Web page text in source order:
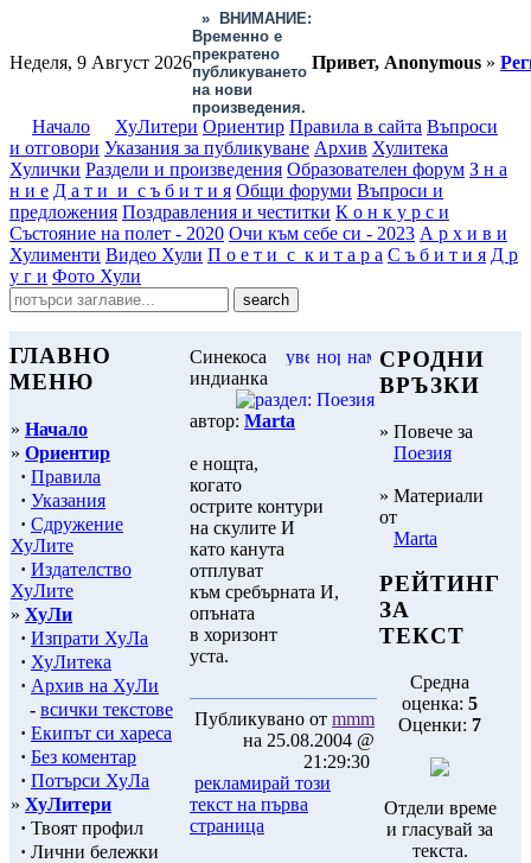
Неделя, 9 Август 2026
»
ВНИМАНИЕ:
Временно е
прекратено
публикуването
на нови
произведения.
Привет, Anonymous »
Начало ХуЛитери Ориентир Правила в сайта Въпроси
и отговори Указания за публикуване Архив Хулитека
Хулички Раздели и произведения Образователен форум З н а
н и е Д а т и и с ъ б и т и я Общи форуми Въпроси и
предложения Поздравления и честитки К о н к у р с и
Състояние на полет - 2020 Очи към себе си - 2023 А р х и в и
Хулименти Видео Хули П о е т и с к и т а р а С ъ б и т и я Д р
у г и Фото Хули
ГЛАВНО
МЕНЮ
» Начало
» Ориентир
· Правила
· Указания
· Сдружение
ХуЛите
· Издателство
ХуЛите
» ХуЛи
· Изпрати ХуЛа
· ХуЛитека
· Архив на ХуЛи
- всички текстове
· Екипът си хареса
· Без коментар
· Потърси ХуЛа
» ХуЛитери
· Твоят профил
· Лични бележки
Синекоса
индианка
автор: Marta
е нощта,
когато
острите контури
на скулите И
като канута
отплуват
към сребърната И,
опъната
в хоризонт
уста.
Публикувано от mmm
на 25.08.2004 @
21:29:30
рекламирай този
текст на първа
страница
СРОДНИ
ВРЪЗКИ
» Повече за
Поезия
» Материали
от
Marta
РЕЙТИНГ
ЗА
ТЕКСТ
Средна
оценка: 5
Оценки: 7
Отдели време
и гласувай за
текста.